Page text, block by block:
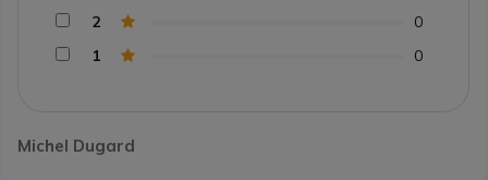
Michel Dugard
2
0
1
0